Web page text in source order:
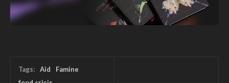
Tags: Aid
Famine